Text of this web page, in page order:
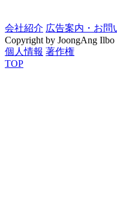
会社紹介 広告案内・お問
Copyright by JoongAng
個人情報 著作権
TOP